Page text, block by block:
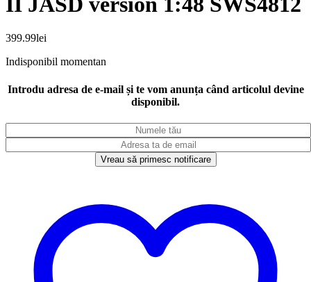
399.99lei
Indisponibil momentan
Introdu adresa de e-mail și te vom anunța când articolul devine
disponibil.
Vreau să primesc notificare